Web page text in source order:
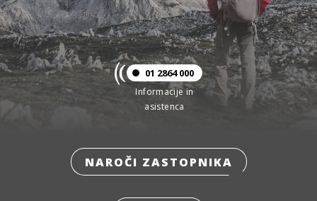
01 2864 000
Informacije in
asistenca
NAROČI ZASTOPNIKA